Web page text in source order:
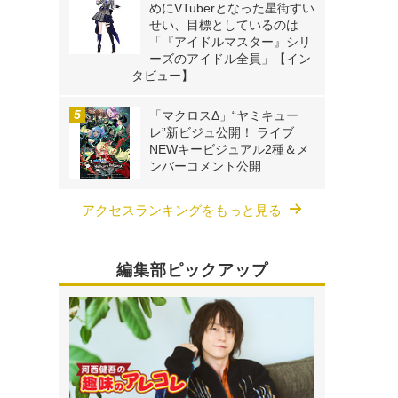
めにVTuberとなった星街すい
せい、目標としているのは
「『アイドルマスター』シリ
ーズのアイドル全員」【イン
タビュー】
「マクロスΔ」“ヤミキュー
レ”新ビジュ公開！ ライブ
NEWキービジュアル2種＆メ
ンバーコメント公開
アクセスランキングをもっと見る
編集部ピックアップ